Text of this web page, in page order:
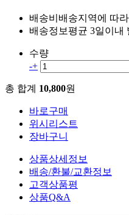
배송비 배송지역에 따
배송정보평균 3일이내
수량
-+
총 합계 10,800원
바로구매
위시리스트
장바구니
상품상세정보
배송/환불/교환정보
고객상품평
상품Q&A